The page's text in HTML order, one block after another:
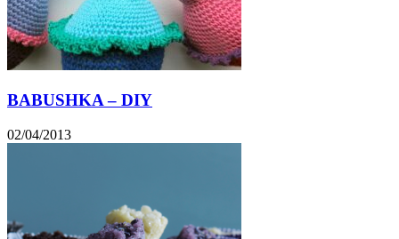
BABUSHKA – DIY
02/04/2013